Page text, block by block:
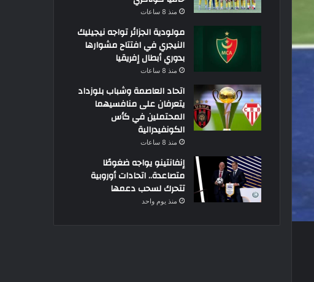
منذ 8 ساعات
مولودية الجزائر تواجه نيجيليك
النيجري في افتتاح مشوارها
بدوري أبطال إفريقيا
منذ 8 ساعات
اتحاد العاصمة وشباب بلوزداد
يتعرفان على منافسيهما
المحتملين في كأس
الكونفيدرالية
منذ 8 ساعات
إنفانتينو يواجه ضغوطًا
متصاعدة.. اتحادات أوروبية
تتحرك لسحب دعمها
منذ يوم واحد